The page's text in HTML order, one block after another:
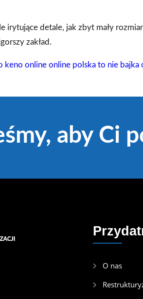
irytujące detale, jak zbyt mały
zakład.
keno online online polska to nie
aby Ci
O nas